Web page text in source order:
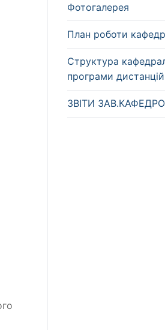
Фотогалерея
План роботи
Структура
програми
ЗВІТИ